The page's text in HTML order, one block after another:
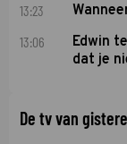
13:23
13:06
Edwin
dat je
De tv van